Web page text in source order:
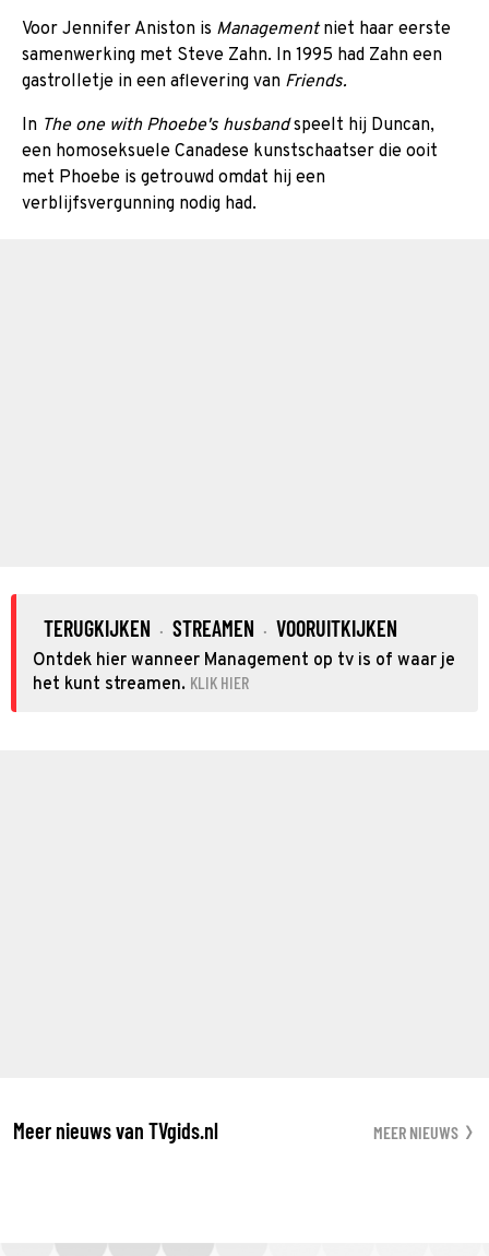
Voor Jennifer Aniston is Managementniet haar eerste
samenwerking met Steve Zahn. In 1995 had Zahn een
gastrolletje in een aflevering van Friends.
In The one with Phoebe's husbandspeelt hij Duncan,
een homoseksuele Canadese kunstschaatser die ooit
met Phoebe is getrouwd omdat hij een
verblijfsvergunning nodig had.
TERUGKIJKEN · STREAMEN · VOORUITKIJKEN
Ontdek hier wanneer Management op tv is of waar je
het kunt streamen. KLIK HIER
Meer nieuws van TVgids.nl MEER NIEUWS